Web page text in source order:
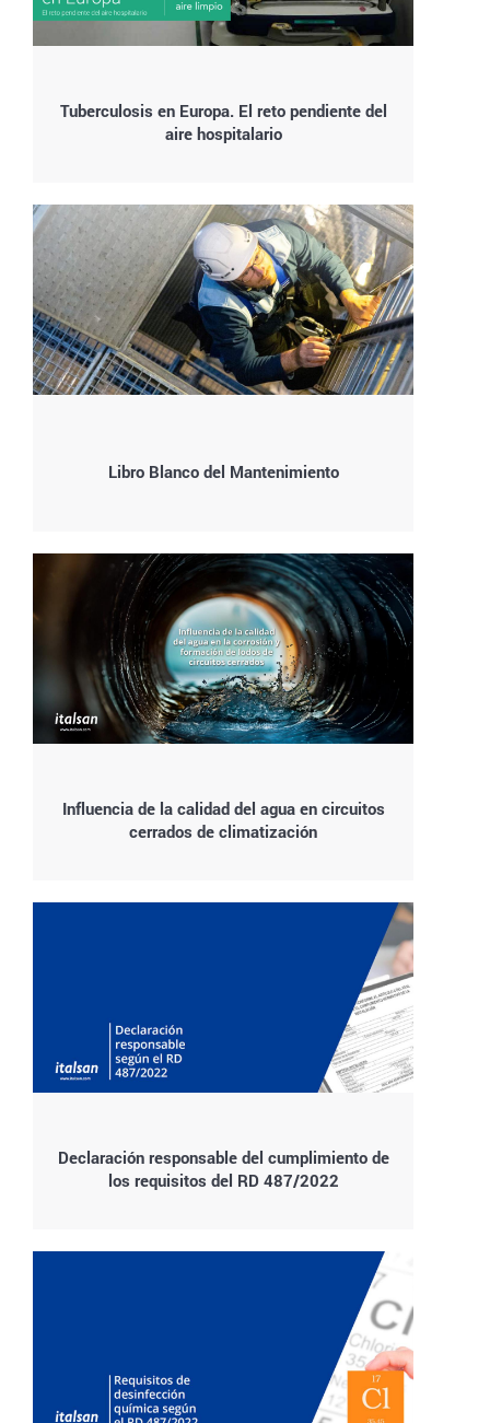
Tuberculosis en Europa. El reto pendiente del
aire hospitalario
Libro Blanco del Mantenimiento
Influencia de la calidad del agua en circuitos
cerrados de climatización
Declaración responsable del cumplimiento de
los requisitos del RD 487/2022